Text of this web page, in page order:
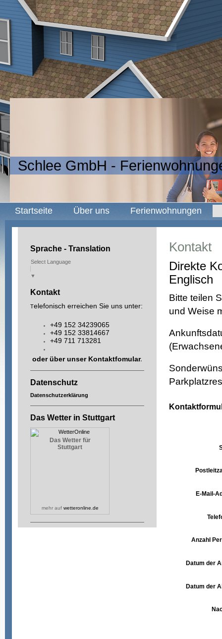
Schlee GmbH -
Startseite Über uns Ferienwohnungen
Kontakt
Direkte
Englisch
Bitte teilen
und Weise
E-Mail-
Anzahl
Datum der
Datum der
Sprache - Translation
Select Language
▼
Kontakt
Telefonisch erreichen Sie uns unter:
+49 152 34239065
+49 152 33814667
+49 711 713281
oder über unser Kontaktfomular.
Datenschutz
Datenschutzerklärung
Das Wetter in Stuttgart
Das Wetter für
Stuttgart
mehr auf wetteronline.de